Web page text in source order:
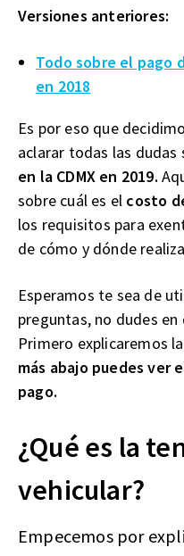
Versiones anteriores:
Todo sobre el pago
en 2018
Es por eso que
aclarar todas las dudas
en la CDMX en 2019.
sobre cuál es el costo
los requisitos para
de cómo y dónde
Esperamos te sea de
preguntas, no dudes
Primero explicaremos
más abajo puedes ver
pago.
¿Qué es la
vehicular?
Empecemos por